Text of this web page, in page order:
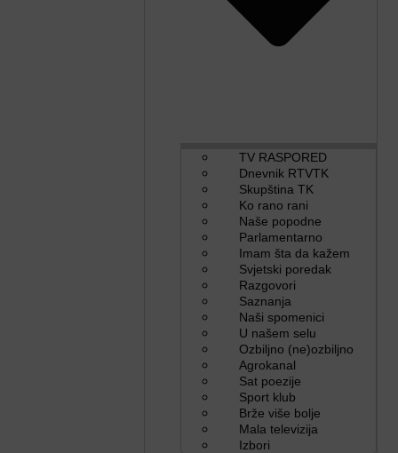
TV RASPORED
Dnevnik RTVTK
Skupština TK
Ko rano rani
Naše popodne
Parlamentarno
Imam šta da kažem
Svjetski poredak
Razgovori
Saznanja
Naši spomenici
U našem selu
Ozbiljno (ne)ozbiljno
Agrokanal
Sat poezije
Sport klub
Brže više bolje
Mala televizija
Izbori